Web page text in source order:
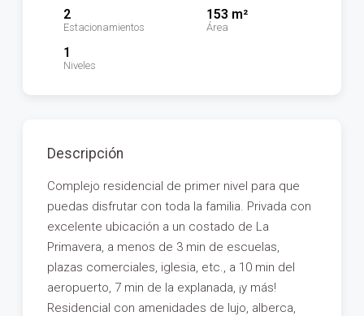
2
Estacionamientos
153 m²
Área
1
Niveles
Descripción
Complejo residencial de primer nivel para que
puedas disfrutar con toda la familia. Privada con
excelente ubicación a un costado de La
Primavera, a menos de 3 min de escuelas,
plazas comerciales, iglesia, etc., a 10 min del
aeropuerto, 7 min de la explanada, ¡y más!
Residencial con amenidades de lujo, alberca,